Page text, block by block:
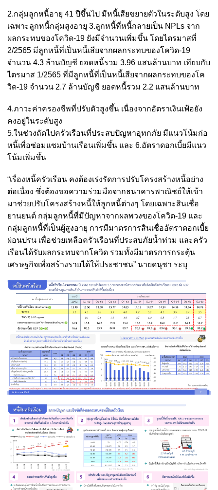
2.กลุ่มลูกหนี้อายุ 41 ปีขึ้นไป มีหนี้เสียขยายตัวในระดับสูง โดย
เฉพาะลูกหนี้กลุ่มสูงอายุ 3.ลูกหนี้ที่หนี้กลายเป็น NPLs จาก
ผลกระทบของโควิด-19 ยังมีจำนวนเพิ่มขึ้น โดยไตรมาสที่
2/2565 มีลูกหนี้ที่เป็นหนี้เสียจากผลกระทบของโควิด-19
จำนวน 4.3 ล้านบัญชี ยอดหนี้รวม 3.96 แสนล้านบาท เทียบกับ
ไตรมาส 1/2565 ที่มีลูกหนี้ที่เป็นหนี้เสียจากผลกระทบของโค
วิด-19 จำนวน 2.7 ล้านบัญชี ยอดหนี้รวม 2.2 แสนล้านบาท
4.ภาวะค่าครองชีพที่ปรับตัวสูงขึ้น เนื่องจากอัตราเงินเฟ้อยัง
คงอยู่ในระดับสูง
5.ในช่วงถัดไปครัวเรือนที่ประสบปัญหาอุทกภัย มีแนวโน้มก่อ
หนี้เพื่อซ่อมแซมบ้านเรือนเพิ่มขึ้น และ 6.อัตราดอกเบี้ยมีแนว
โน้มเพิ่มขึ้น
“เรื่องหนี้ครัวเรือน คงต้องเร่งรัดการปรับโครงสร้างหนี้อย่าง
ต่อเนื่อง ซึ่งต้องขอความร่วมมือจากธนาคารพาณิชย์ให้เข้า
มาช่วยปรับโครงสร้างหนี้ให้ลูกหนี้ต่างๆ โดยเฉพาะสินเชื่อ
ยานยนต์ กลุ่มลูกหนี้ที่มีปัญหาจากผลพวงของโควิด-19 และ
กลุ่มลูกหนี้ที่เป็นผู้สูงอายุ การมีมาตรการสินเชื่ออัตราดอกเบี้ย
ผ่อนปรน เพื่อช่วยเหลือครัวเรือนที่ประสบภัยน้ำท่วม และครัว
เรือนได้รับผลกระทบจากโควิด รวมทั้งมีมาตรการกระตุ้น
เศรษฐกิจเพื่อสร้างรายได้ให้ประชาชน” นายดนุชา ระบุ